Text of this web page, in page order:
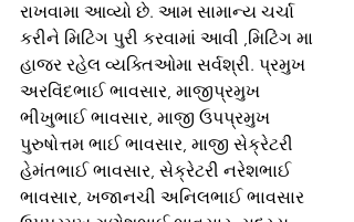
રાખવામા આવ્યો છે. આમ સામાન્ય ચર્ચા
કરીને મિટિંગ પુરી કરવામાં આવી ,મિટિંગ મા
હાજર રહેલ વ્યક્તિઓમા સર્વશ્રી. પ્રમુખ
અરવિંદભાઈ ભાવસાર, માજીપ્રમુખ
ભીખુભાઈ ભાવસાર, માજી ઉપપ્રમુખ
પુરુષોત્તમ ભાઈ ભાવસાર, માજી સેક્રેટરી
હેમંતભાઈ ભાવસાર, સેક્રેટરી નરેશભાઈ
ભાવસાર, ખજાનચી અનિલભાઈ ભાવસાર